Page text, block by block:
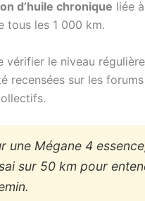
d’huile chronique liée
tous les 1 000 km.
le niveau
recensées sur les
une Mégane 4
sur 50 km pour